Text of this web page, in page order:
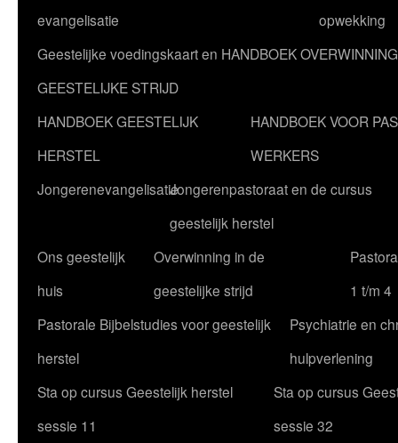
evangelisatie
opwekking
Geestelijke voedingskaart en HANDBOEK
GEESTELIJKE STRIJD
HANDBOEK GEESTELIJK
HERSTEL
HANDBOEK VOOR
WERKERS
JongerenevangelisatieJongerenpastoraat en de cursus
geestelijk herstel
Ons geestelijk
huis
Overwinning in de
geestelijke strijd
1 t/m 4
Pastorale Bijbelstudies voor geestelijk
herstel
Psychiatrie en
hulpverlening
Sta op cursus Geestelijk herstel
sessie 11
Sta op cursus
sessie 32